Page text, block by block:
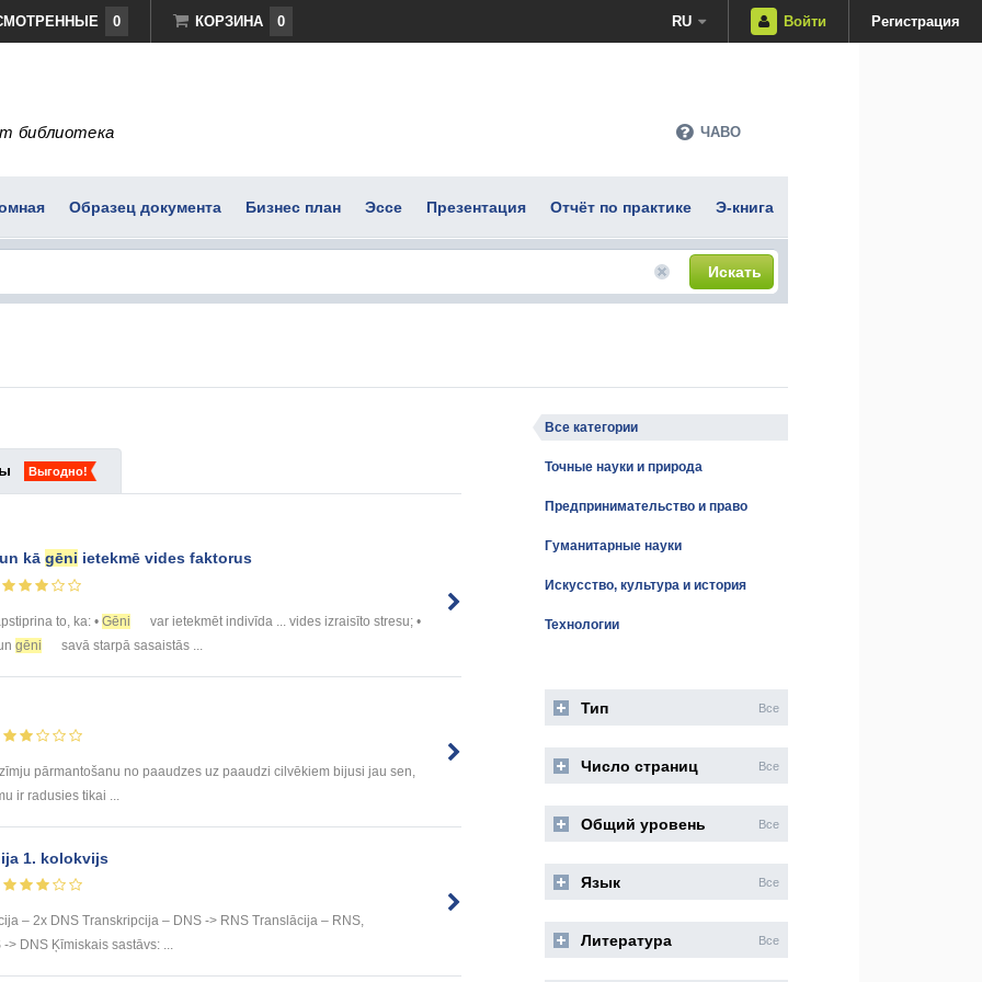
0 КОРЗИНА 0 RU Войти Регистрация
библиотека ЧАВО
Образец документа Бизнес план Эссе Презентация Отчёт по практике Э-книга
Искать
Выгодно!
kā gēni ietekmē vides faktorus
to, ka: • Gēni
var ietekmēt indivīda ... vides izraisīto stresu; •
gēni savā starpā sasaistās ...
pārmantošanu no paaudzes uz paaudzi cilvēkiem bijusi jau sen,
ir radusies tikai ...
1. kolokvijs
– 2x DNS Transkripcija – DNS -> RNS Translācija – RNS,
> DNS Ķīmiskais sastāvs: ...
Все категории
Точные науки и природа
Предпринимательство и право
Гуманитарные науки
Искусство, культура и история
Технологии
Тип Все
Число страниц Все
Общий уровень Все
Язык Все
Литература Все